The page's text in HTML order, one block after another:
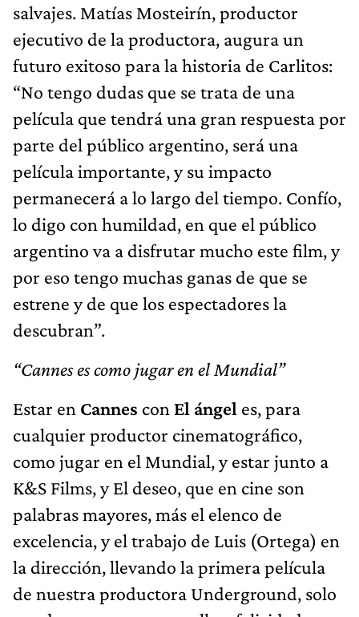
salvajes. Matías Mosteirín, productor
ejecutivo de la productora, augura un
futuro exitoso para la historia de Carlitos:
“No tengo dudas que se trata de una
película que tendrá una gran respuesta por
parte del público argentino, será una
película importante, y su impacto
permanecerá a lo largo del tiempo. Confío,
lo digo con humildad, en que el público
argentino va a disfrutar mucho este film, y
por eso tengo muchas ganas de que se
estrene y de que los espectadores la
descubran”.
“Cannes es como jugar en el Mundial”
Estar en Cannes con El ángel es, para
cualquier productor cinematográfico,
como jugar en el Mundial, y estar junto a
K&S Films, y El deseo, que en cine son
palabras mayores, más el elenco de
excelencia, y el trabajo de Luis (Ortega) en
la dirección, llevando la primera película
de nuestra productora Underground, solo